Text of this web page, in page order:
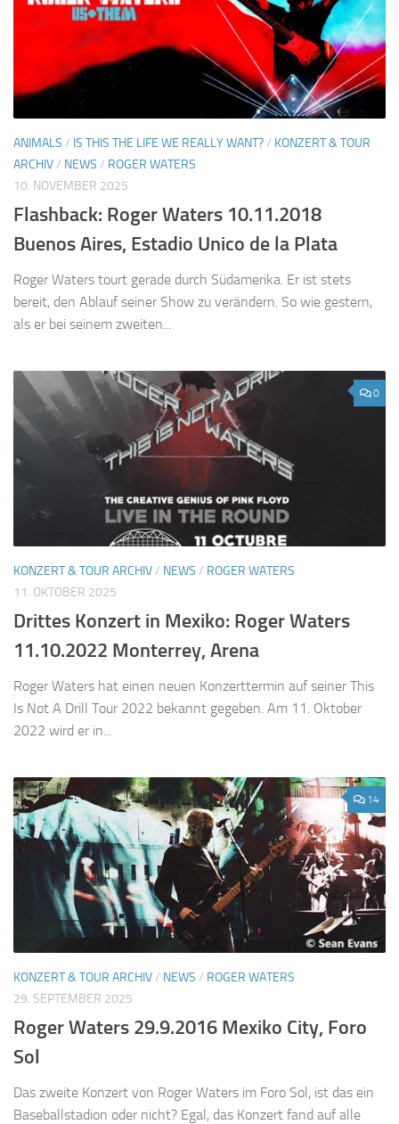
ANIMALS / IS THIS THE LIFE WE REALLY WANT?/ KONZERT & TOUR
ARCHIV/ NEWS / ROGER WATERS
10. NOVEMBER 2025
Flashback: Roger Waters 10.11.2018
Buenos Aires, Estadio Unico de la Plata
Roger Waters tourt gerade durch Südamerika. Er ist stets
bereit, den Ablauf seiner Show zu verändern. So wie gestern,
als er bei seinem zweiten...
0
KONZERT & TOUR ARCHIV/ NEWS / ROGER WATERS
11. OKTOBER 2025
Drittes Konzert in Mexiko: Roger Waters
11.10.2022 Monterrey, Arena
Roger Waters hat einen neuen Konzerttermin auf seiner This
Is Not A Drill Tour 2022 bekannt gegeben. Am 11. Oktober
2022 wird er in...
14
KONZERT & TOUR ARCHIV/ NEWS / ROGER WATERS
29. SEPTEMBER 2025
Roger Waters 29.9.2016 Mexiko City, Foro
Sol
Das zweite Konzert von Roger Waters im Foro Sol, ist das ein
Baseballstadion oder nicht? Egal, das Konzert fand auf alle